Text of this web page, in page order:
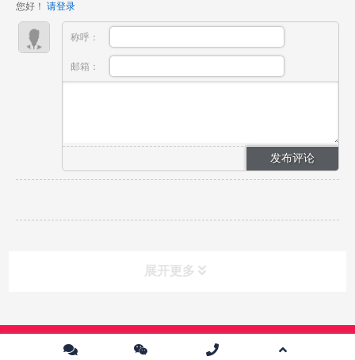
缺少永久...
您好！ 请登录
称呼：
邮箱：
展开更多
Copyright © 2024 中传英才影视教育培训中心 版权所有 |